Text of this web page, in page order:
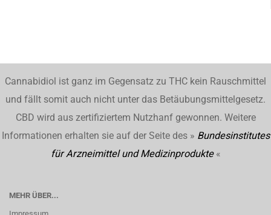
Cannabidiol ist ganz im Gegensatz zu THC kein Rauschmittel
und fällt somit auch nicht unter das Betäubungsmittelgesetz.
CBD wird aus zertifiziertem Nutzhanf gewonnen. Weitere
Informationen erhalten sie auf der Seite des » Bundesinstitutes
für Arzneimittel und Medizinprodukte«
MEHR ÜBER...